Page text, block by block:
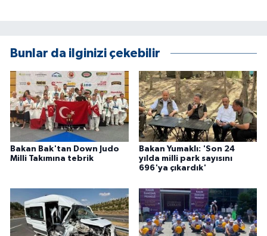
Bunlar da ilginizi çekebilir
Bakan Bak'tan Down Judo
Milli Takımına tebrik
Bakan Yumaklı: 'Son 24
yılda milli park sayısını
696'ya çıkardık'
SİYASET
SPOR HABERLERİ
TEKNOLOJİ
Turizm
YAŞAM